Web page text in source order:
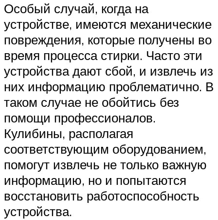
Особый случай, когда на
устройстве, имеются механические
повреждения, которые получены во
время процесса стирки. Часто эти
устройства дают сбой, и извлечь из
них информацию проблематично. В
таком случае не обойтись без
помощи профессионалов.
Кулибины, располагая
соответствующим оборудованием,
помогут извлечь не только важную
информацию, но и попытаются
восстановить работоспособность
устройства.